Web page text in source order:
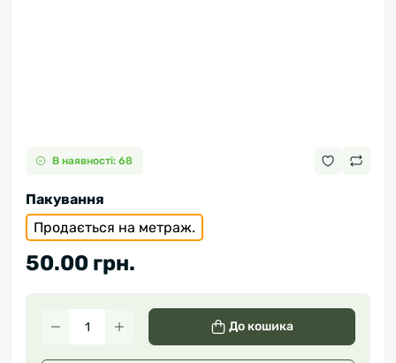
В наявності: 68
Пакування
Продається на метраж.
50.00 грн.
До кошика